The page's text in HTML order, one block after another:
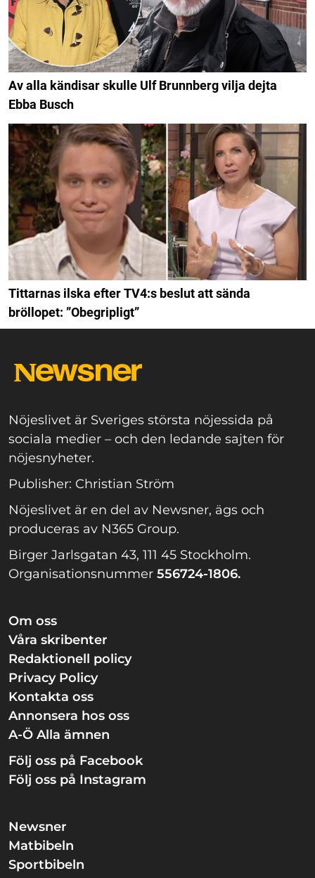
Av alla kändisar skulle Ulf Brunnberg vilja dejta
Ebba Busch
Tittarnas ilska efter TV4:s beslut att sända
bröllopet: ”Obegripligt”
Nöjeslivet är Sveriges största nöjessida på
sociala medier – och den ledande sajten för
nöjesnyheter.
Publisher: Christian Ström
Nöjeslivet är en del av Newsner, ägs och
produceras av N365 Group.
Birger Jarlsgatan 43, 111 45 Stockholm.
Organisationsnummer 556724-1806.
Om oss
Våra skribenter
Redaktionell policy
Privacy Policy
Kontakta oss
Annonsera hos oss
A-Ö Alla ämnen
Följ oss på Facebook
Följ oss på Instagram
Newsner
Matbibeln
Sportbibeln